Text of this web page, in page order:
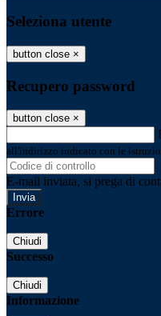
Seleziona utente
button close ×
Recupero password
button close ×
all'indirizzo indicato con le
E-mail inviata, si prega di
Errore
Chiudi
Successo
Chiudi
Informazione